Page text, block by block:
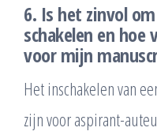
6. Is het zinvol
schakelen en
voor mijn
Het inschakelen van
zijn voor aspirant-